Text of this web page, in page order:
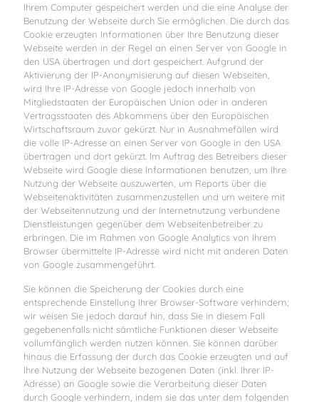
Ihrem Computer gespeichert werden und die eine Analyse der
Benutzung der Webseite durch Sie ermöglichen. Die durch das
Cookie erzeugten Informationen über Ihre Benutzung dieser
Webseite werden in der Regel an einen Server von Google in
den USA übertragen und dort gespeichert. Aufgrund der
Aktivierung der IP-Anonymisierung auf diesen Webseiten,
wird Ihre IP-Adresse von Google jedoch innerhalb von
Mitgliedstaaten der Europäischen Union oder in anderen
Vertragsstaaten des Abkommens über den Europäischen
Wirtschaftsraum zuvor gekürzt. Nur in Ausnahmefällen wird
die volle IP-Adresse an einen Server von Google in den USA
übertragen und dort gekürzt. Im Auftrag des Betreibers dieser
Webseite wird Google diese Informationen benutzen, um Ihre
Nutzung der Webseite auszuwerten, um Reports über die
Webseitenaktivitäten zusammenzustellen und um weitere mit
der Webseitennutzung und der Internetnutzung verbundene
Dienstleistungen gegenüber dem Webseitenbetreiber zu
erbringen. Die im Rahmen von Google Analytics von Ihrem
Browser übermittelte IP-Adresse wird nicht mit anderen Daten
von Google zusammengeführt.
Sie können die Speicherung der Cookies durch eine
entsprechende Einstellung Ihrer Browser-Software verhindern;
wir weisen Sie jedoch darauf hin, dass Sie in diesem Fall
gegebenenfalls nicht sämtliche Funktionen dieser Webseite
vollumfänglich werden nutzen können. Sie können darüber
hinaus die Erfassung der durch das Cookie erzeugten und auf
Ihre Nutzung der Webseite bezogenen Daten (inkl. Ihrer IP-
Adresse) an Google sowie die Verarbeitung dieser Daten
durch Google verhindern, indem sie das unter dem folgenden